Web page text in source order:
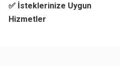
✅ İsteklerinize Uygun
Hizmetler